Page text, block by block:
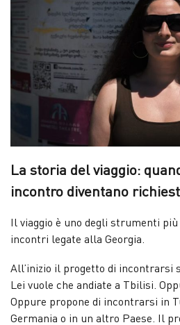
La storia del viaggio:
incontro diventano
Il viaggio è uno degli strumenti
incontri legate alla Georgia.
All’inizio il progetto di incontrarsi
Lei vuole che andiate a Tbilisi.
Oppure propone di incontrarsi in
Germania o in un altro Paese. Il